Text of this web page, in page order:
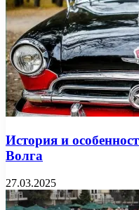
История и
Волга
27.03.2025